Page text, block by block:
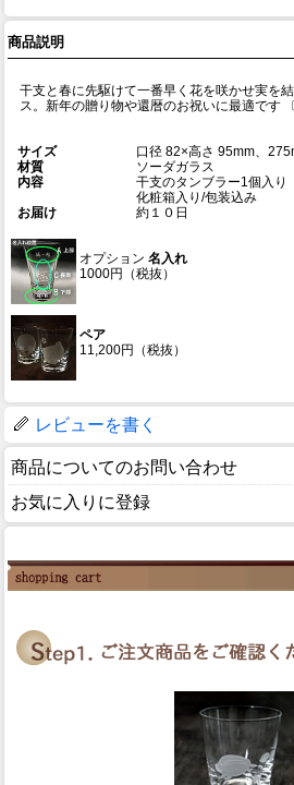
商品説明
干支と春に先駆けて一番早く花を咲かせ実を
ス。新年の贈り物や還暦のお祝いに最適です
サイズ
口径 82×高さ 95mm、
材質
ソーダガラス
内容
干支のタンブラー1個入り
化粧箱入り/包装込み
お届け
約１０日
オプション 名入れ
1000円（税抜）
ペア
11,200円（税抜）
レビューを書く
商品についてのお問い合わせ
お気に入りに登録